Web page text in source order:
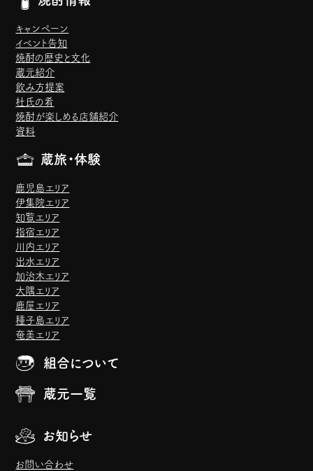
キャンペーン
イベント告知
焼酎の歴史と文化
蔵元紹介
飲み方提案
杜氏の肴
焼酎が楽しめる店舗紹介
資料
蔵旅・体験
鹿児島エリア
伊集院エリア
知覧エリア
指宿エリア
川内エリア
出水エリア
加治木エリア
大隅エリア
鹿屋エリア
種子島エリア
奄美エリア
組合について
蔵元一覧
お知らせ
お問い合わせ